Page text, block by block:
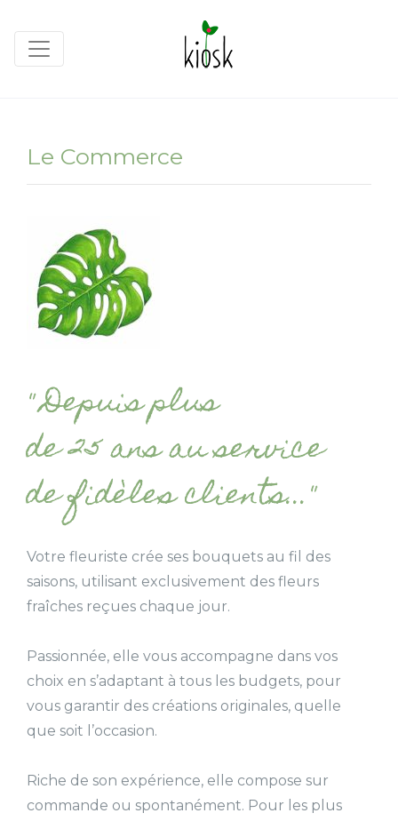
Le Commerce
" Depuis plus
de 25 ans au service
de fidèles clients..."
Votre fleuriste crée ses bouquets au fil des
saisons, utilisant exclusivement des fleurs
fraîches reçues chaque jour.
Passionnée, elle vous accompagne dans vos
choix en s’adaptant à tous les budgets, pour
vous garantir des créations originales, quelle
que soit l’occasion.
Riche de son expérience, elle compose sur
commande ou spontanément. Pour les plus